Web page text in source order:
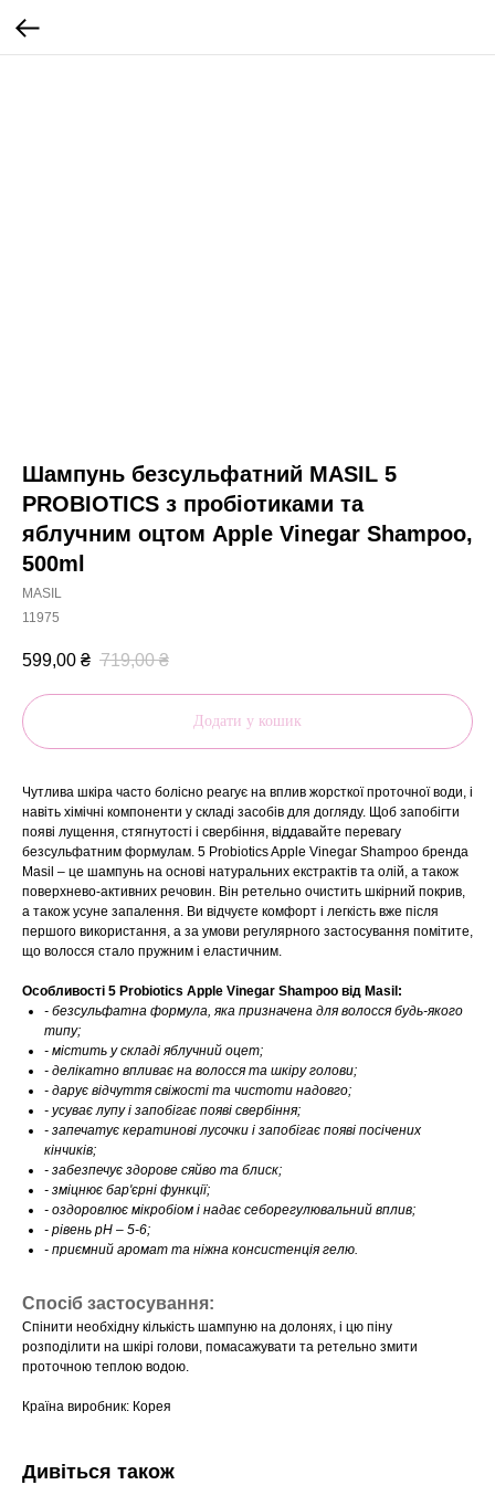
Шампунь безсульфатний MASIL 5
PROBIOTICS з пробіотиками та
яблучним оцтом Apple Vinegar Shampoo,
500ml
MASIL
11975
599,00 ₴ 719,00 ₴
Додати у кошик
Чутлива шкіра часто болісно реагує на вплив жорсткої проточної води, і
навіть хімічні компоненти у складі засобів для догляду. Щоб запобігти
появі лущення, стягнутості і свербіння, віддавайте перевагу
безсульфатним формулам. 5 Probiotics Apple Vinegar Shampoo бренда
Masil – це шампунь на основі натуральних екстрактів та олій, а також
поверхнево-активних речовин. Він ретельно очистить шкірний покрив,
а також усуне запалення. Ви відчуєте комфорт і легкість вже після
першого використання, а за умови регулярного застосування помітите,
що волосся стало пружним і еластичним.
Особливості 5 Probiotics Apple Vinegar Shampoo від Masil:
- безсульфатна формула, яка призначена для волосся будь-якого
типу;
- містить у складі яблучний оцет;
- делікатно впливає на волосся та шкіру голови;
- дарує відчуття свіжості та чистоти надовго;
- усуває лупу і запобігає появі свербіння;
- запечатує кератинові лусочки і запобігає появі посічених
кінчиків;
- забезпечує здорове сяйво та блиск;
- зміцнює бар'єрні функції;
- оздоровлює мікробіом і надає себорегулювальний вплив;
- рівень pН – 5-6;
- приємний аромат та ніжна консистенція гелю.
Спосіб застосування:
Спінити необхідну кількість шампуню на долонях, і цю піну
розподілити на шкірі голови, помасажувати та ретельно змити
проточною теплою водою.
Країна виробник: Корея
Дивіться також